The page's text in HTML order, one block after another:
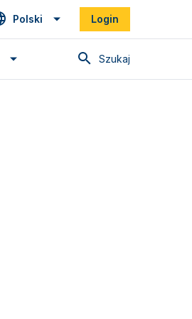
Polski Login
Szukaj